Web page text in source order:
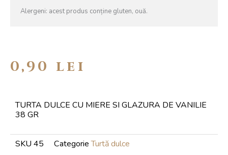
Alergeni: acest produs conține gluten, ouă.
0,90 lei
TURTA DULCE CU MIERE SI GLAZURA DE VANILIE
38 GR
SKU 45 Categorie Turtă dulce